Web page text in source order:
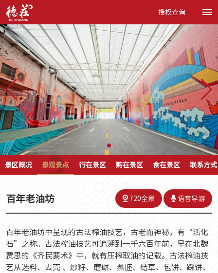
授权查询
景区概况 景观景点 行在景区 购在景区 食在景区 联系方式
百年老油坊 720全景 语音导游
百年老油坊中呈现的古法榨油技艺，古老而神秘，有“活化
石”之称。古法榨油技艺可追溯到一千六百年前，早在北魏
贾思的《齐民要术》中，就有压榨取油的记载。古法榨油技
艺从选料、去壳 、炒籽、磨碾、蒸胚、结草、包饼、踩饼、